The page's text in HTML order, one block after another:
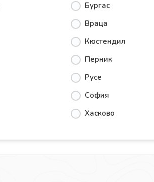
Бургас
Враца
Кюстендил
Перник
Русе
София
Хасково